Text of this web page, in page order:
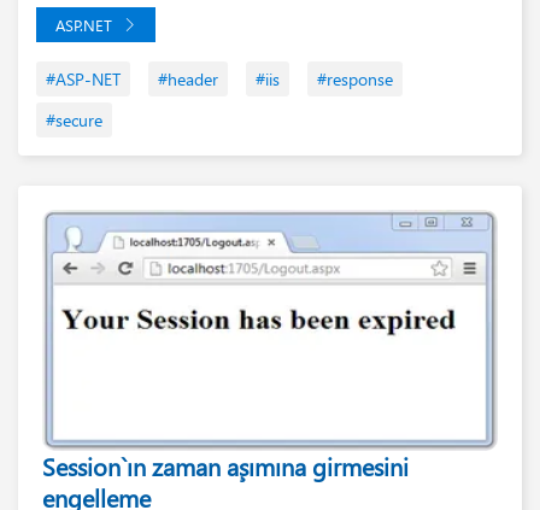
ASP.NET
#ASP-NET #header #iis
#response
#secure
Session`ın zaman aşımına girmesini
engelleme